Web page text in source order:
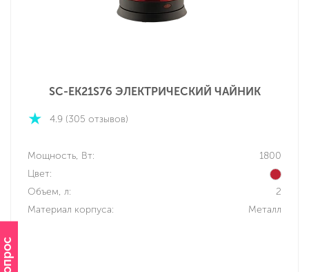
SC-EK21S76 ЭЛЕКТРИЧЕСКИЙ ЧАЙНИК
4.9 (305 отзывов)
Мощность, Вт:
1800
Цвет:
Объем, л:
2
Материал корпуса:
Металл